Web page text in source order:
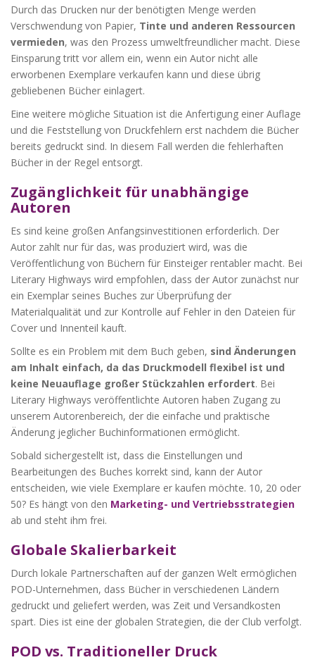
Durch das Drucken nur der benötigten Menge werden
Verschwendung von Papier, Tinte und anderen Ressourcen
vermieden, was den Prozess umweltfreundlicher macht. Diese
Einsparung tritt vor allem ein, wenn ein Autor nicht alle
erworbenen Exemplare verkaufen kann und diese übrig
gebliebenen Bücher einlagert.
Eine weitere mögliche Situation ist die Anfertigung einer Auflage
und die Feststellung von Druckfehlern erst nachdem die Bücher
bereits gedruckt sind. In diesem Fall werden die fehlerhaften
Bücher in der Regel entsorgt.
Zugänglichkeit für unabhängige
Autoren
Es sind keine großen Anfangsinvestitionen erforderlich. Der
Autor zahlt nur für das, was produziert wird, was die
Veröffentlichung von Büchern für Einsteiger rentabler macht. Bei
Literary Highways wird empfohlen, dass der Autor zunächst nur
ein Exemplar seines Buches zur Überprüfung der
Materialqualität und zur Kontrolle auf Fehler in den Dateien für
Cover und Innenteil kauft.
Sollte es ein Problem mit dem Buch geben, sind Änderungen
am Inhalt einfach, da das Druckmodell flexibel ist und
keine Neuauflage großer Stückzahlen erfordert. Bei
Literary Highways veröffentlichte Autoren haben Zugang zu
unserem Autorenbereich, der die einfache und praktische
Änderung jeglicher Buchinformationen ermöglicht.
Sobald sichergestellt ist, dass die Einstellungen und
Bearbeitungen des Buches korrekt sind, kann der Autor
entscheiden, wie viele Exemplare er kaufen möchte. 10, 20 oder
50? Es hängt von den Marketing- und Vertriebsstrategien
ab und steht ihm frei.
Globale Skalierbarkeit
Durch lokale Partnerschaften auf der ganzen Welt ermöglichen
POD-Unternehmen, dass Bücher in verschiedenen Ländern
gedruckt und geliefert werden, was Zeit und Versandkosten
spart. Dies ist eine der globalen Strategien, die der Club verfolgt.
POD vs. Traditioneller Druck